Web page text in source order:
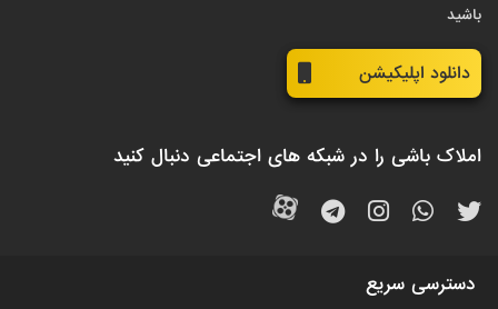
باشید
دانلود اپلیکیشن
املاک باشی را در شبکه های اجتماعی دنبال کنید
دسترسی سریع